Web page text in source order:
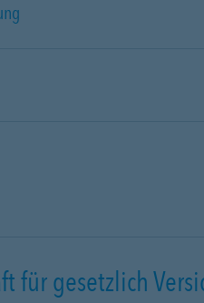
für gesetzlich